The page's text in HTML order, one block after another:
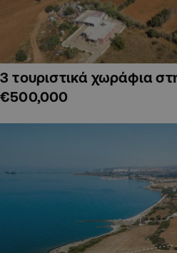
3 τουριστικά χωράφια
€500,000